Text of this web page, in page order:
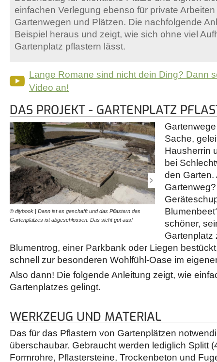
einfachen Verlegung ebenso für private
Gartenwegen und Plätzen. Die nachfolgende
Beispiel heraus und zeigt, wie sich ohne viel
Gartenplatz pflastern lässt.
Lange Romane sind nicht dein Ding? Dann
Video an!
DAS PROJEKT - GARTENPLATZ
© diybook | Dann ist es geschafft und das Pflastern des
Gartenplatzes ist abgeschlossen. Das sieht gut aus!
© diybook | Damit das
ratsam, sich das
wiederkehrenden…
Sache,
Hausherrin
bei
den Garten.
schöner,
Gartenplatz
Blumentrog, einer Parkbank oder Liegen
schnell zur besonderen Wohlfühl-Oase im
Also dann! Die folgende Anleitung zeigt, wie
Gartenplatzes gelingt.
WERKZEUG UND MATERIAL
Das für das Pflastern von Gartenplätzen
überschaubar. Gebraucht werden lediglich Splitt
Formrohre, Pflastersteine, Trockenbeton und